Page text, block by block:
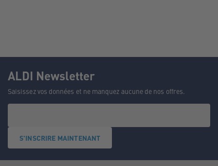
ALDI Newsletter
Saisissez vos données et ne manquez aucune de nos offres.
S'INSCRIRE MAINTENANT